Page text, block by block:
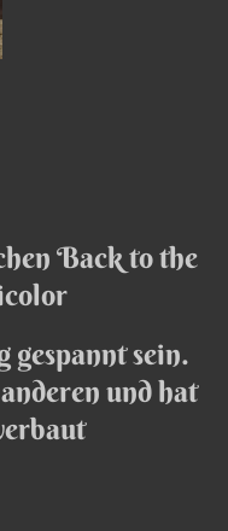
Back to the
sein.
und hat